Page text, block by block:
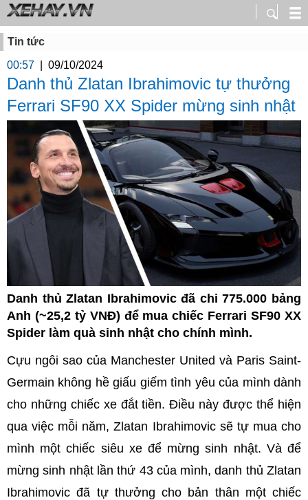
Tin tức
00:57
09/10/2024
Danh thủ Zlatan Ibrahimovic tự thưởng
Ferrari SF90 XX Spider mừng sinh nhật
Danh thủ Zlatan Ibrahimovic đã chi 775.000 bảng
Anh (~25,2 tỷ VNĐ) để mua chiếc Ferrari SF90 XX
Spider làm quà sinh nhật cho chính mình.
Cựu ngôi sao của Manchester United và Paris Saint-
Germain không hề giấu giếm tình yêu của mình dành
cho những chiếc xe đắt tiền. Điều này được thể hiện
qua việc mỗi năm, Zlatan Ibrahimovic sẽ tự mua cho
mình một chiếc siêu xe để mừng sinh nhật. Và để
mừng sinh nhật lần thứ 43 của mình, danh thủ Zlatan
Ibrahimovic đã tự thưởng cho bản thân một chiếc